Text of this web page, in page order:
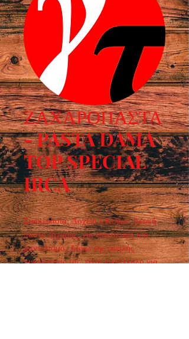
ΖΑΧΑΡΟΠΑΣΤΑ
- PASTA DAMA
TOP SPECIAL
IRCA
Συσκευασία: Δοχείο 5 Κιλών. Λευκή
πάστα ζάχαρης, για επικάλυψη και
μοντελισμό. Λόγω της υψηλής
πυκνότητας της, είναι κατάλληλη για